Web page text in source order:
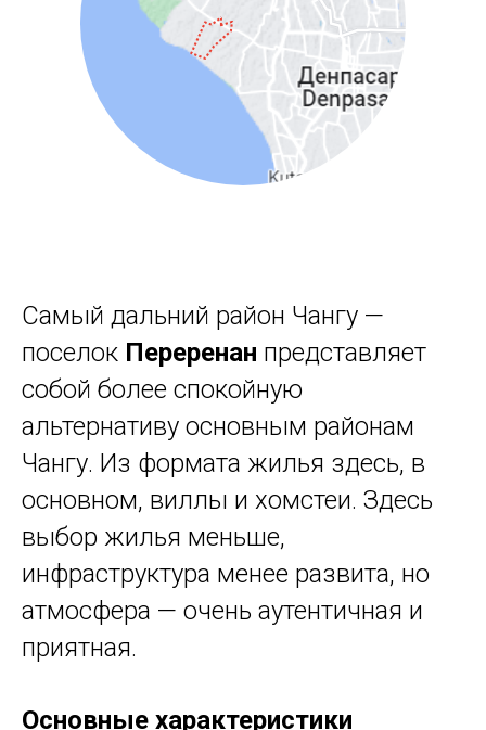
Самый дальний район Чангу —
поселок Переренан представляет
собой более спокойную
альтернативу основным районам
Чангу. Из формата жилья здесь, в
основном, виллы и хомстеи. Здесь
выбор жилья меньше,
инфраструктура менее развита, но
атмосфера — очень аутентичная и
приятная.
Основные характеристики